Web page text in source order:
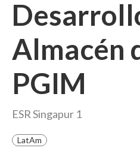
Almacén
PGIM
ESR Singapur 1
LatAm